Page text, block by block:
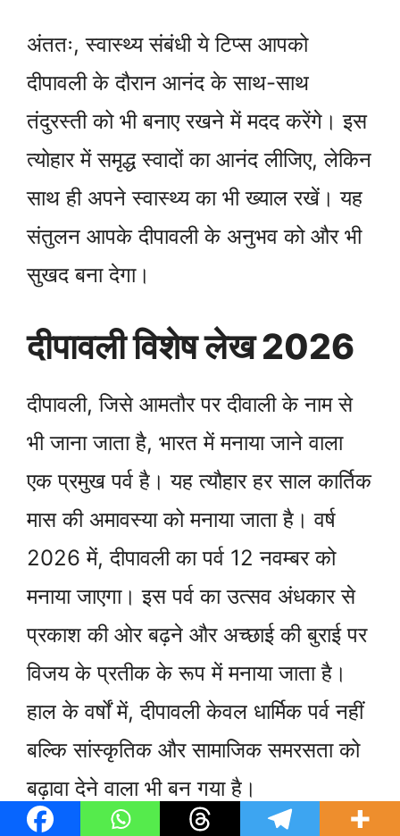
अंततः, स्वास्थ्य संबंधी ये टिप्स आपको
दीपावली के दौरान आनंद के साथ-साथ
तंदुरस्ती को भी बनाए रखने में मदद करेंगे। इस
त्योहार में समृद्ध स्वादों का आनंद लीजिए, लेकिन
साथ ही अपने स्वास्थ्य का भी ख्याल रखें। यह
संतुलन आपके दीपावली के अनुभव को और भी
सुखद बना देगा।
दीपावली विशेष लेख 2026
दीपावली, जिसे आमतौर पर दीवाली के नाम से
भी जाना जाता है, भारत में मनाया जाने वाला
एक प्रमुख पर्व है। यह त्यौहार हर साल कार्तिक
मास की अमावस्या को मनाया जाता है। वर्ष
2026 में, दीपावली का पर्व 12 नवम्बर को
मनाया जाएगा। इस पर्व का उत्सव अंधकार से
प्रकाश की ओर बढ़ने और अच्छाई की बुराई पर
विजय के प्रतीक के रूप में मनाया जाता है।
हाल के वर्षों में, दीपावली केवल धार्मिक पर्व नहीं
बल्कि सांस्कृतिक और सामाजिक समरसता को
बढ़ावा देने वाला भी बन गया है।